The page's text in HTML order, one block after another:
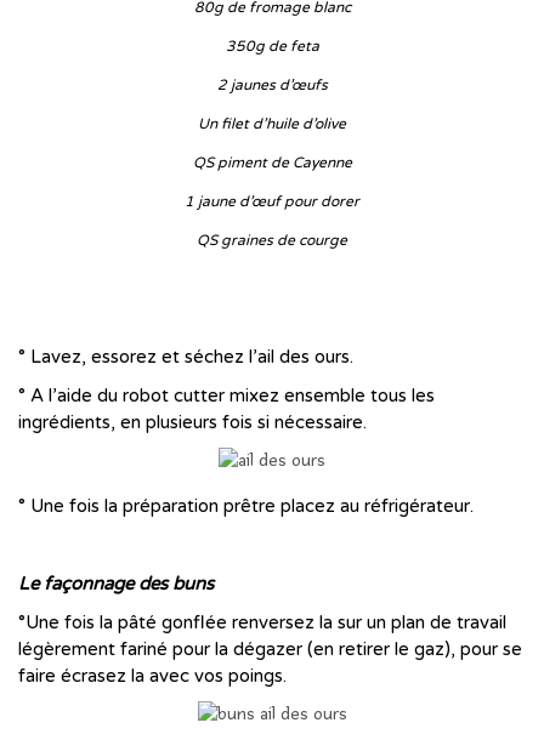
80g de fromage blanc
350g de feta
2 jaunes d’œufs
Un filet d’huile d’olive
QS piment de Cayenne
1 jaune d’œuf pour dorer
QS graines de courge
° Lavez, essorez et séchez l’ail des ours.
° A l’aide du robot cutter mixez ensemble tous les
ingrédients, en plusieurs fois si nécessaire.
° Une fois la préparation prêtre placez au réfrigérateur.
Le façonnage des buns
°Une fois la pâté gonflée renversez la sur un plan de travail
légèrement fariné pour la dégazer (en retirer le gaz), pour se
faire écrasez la avec vos poings.